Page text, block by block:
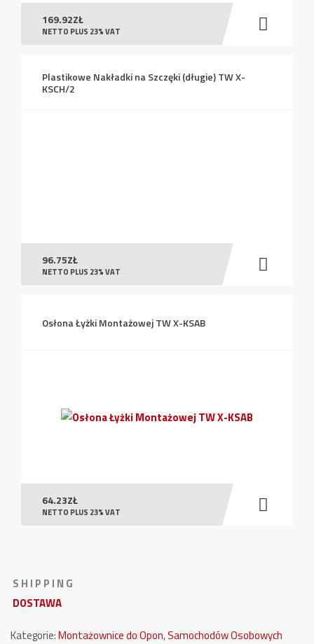
169.92ZŁ
NETTO PLUS 23% VAT
Plastikowe Nakładki na Szczęki (długie) TW X-
KSCH/2
96.75ZŁ
NETTO PLUS 23% VAT
Osłona Łyżki Montażowej TW X-KSAB
64.23ZŁ
NETTO PLUS 23% VAT
S H I P P I N G
DOSTAWA
Kategorie:Montażownice do Opon,Samochodów Osobowych